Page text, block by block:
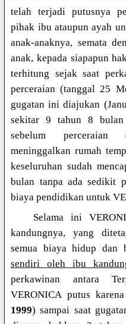
telah terjadi putusnya
pihak ibu ataupun ayah
anak-anaknya, semata
anak, kepada siapapun
terhitung sejak saat
perceraian (tanggal 25
gugatan ini diajukan
sekitar 9 tahun 8
sebelum perceraian
meninggalkan rumah
keseluruhan sudah
bulan tanpa ada sedikit
biaya pendidikan untuk
Selama ini
kandungnya, yang
semua biaya hidup dan
sendiri oleh ibu
perkawinan antara
VERONICA putus
1999) sampai saat